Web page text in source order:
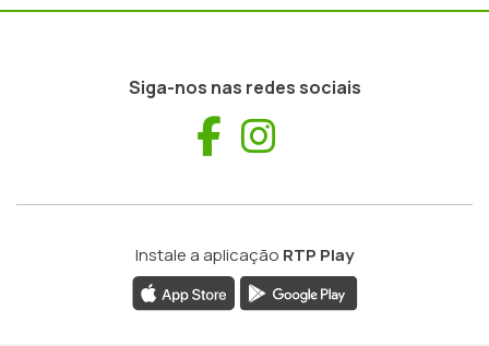
Siga-nos nas redes sociais
Facebook
Instale a aplicação RTP Play